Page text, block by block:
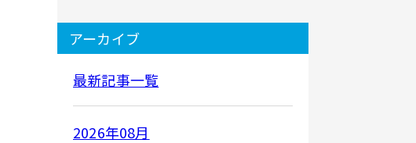
アーカイブ
最新記事一覧
2026年08月